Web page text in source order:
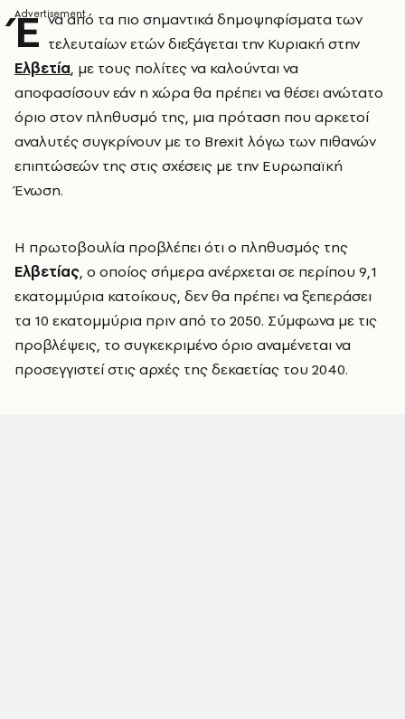
Έ να από τα πιο σημαντικά δημοψηφίσματα των
τελευταίων ετών διεξάγεται την Κυριακή στην
Ελβετία, με τους πολίτες να καλούνται να
αποφασίσουν εάν η χώρα θα πρέπει να θέσει ανώτατο
όριο στον πληθυσμό της, μια πρόταση που αρκετοί
αναλυτές συγκρίνουν με το Brexit λόγω των πιθανών
επιπτώσεών της στις σχέσεις με την Ευρωπαϊκή
Ένωση.
Η πρωτοβουλία προβλέπει ότι ο πληθυσμός της
Ελβετίας, ο οποίος σήμερα ανέρχεται σε περίπου 9,1
εκατομμύρια κατοίκους, δεν θα πρέπει να ξεπεράσει
τα 10 εκατομμύρια πριν από το 2050. Σύμφωνα με τις
προβλέψεις, το συγκεκριμένο όριο αναμένεται να
προσεγγιστεί στις αρχές της δεκαετίας του 2040.